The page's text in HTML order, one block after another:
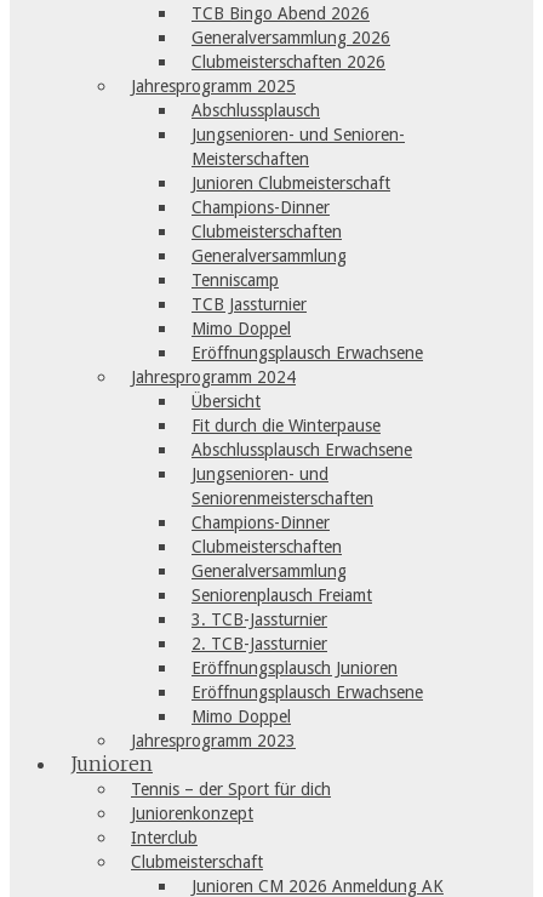
TCB Bingo Abend 2026
Generalversammlung 2026
Clubmeisterschaften 2026
Jahresprogramm 2025
Abschlussplausch
Jungsenioren- und Senioren-
Meisterschaften
Junioren Clubmeisterschaft
Champions-Dinner
Clubmeisterschaften
Generalversammlung
Tenniscamp
TCB Jassturnier
Mimo Doppel
Eröffnungsplausch Erwachsene
Jahresprogramm 2024
Übersicht
Fit durch die Winterpause
Abschlussplausch Erwachsene
Jungsenioren- und
Seniorenmeisterschaften
Champions-Dinner
Clubmeisterschaften
Generalversammlung
Seniorenplausch Freiamt
3. TCB-Jassturnier
2. TCB-Jassturnier
Eröffnungsplausch Junioren
Eröffnungsplausch Erwachsene
Mimo Doppel
Jahresprogramm 2023
Junioren
Tennis – der Sport für dich
Juniorenkonzept
Interclub
Clubmeisterschaft
Junioren CM 2026 Anmeldung AK